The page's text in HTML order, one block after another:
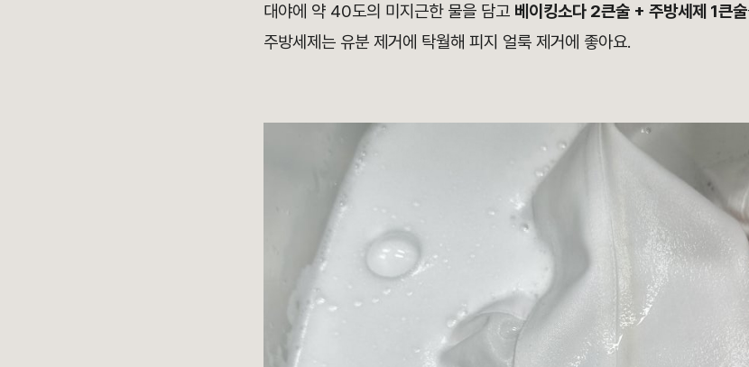
대야에 약 40도의 미지근한 물을 담고 베이킹소다 2큰술 + 주방세제 1큰술
주방세제는 유분 제거에 탁월해 피지 얼룩 제거에 좋아요.